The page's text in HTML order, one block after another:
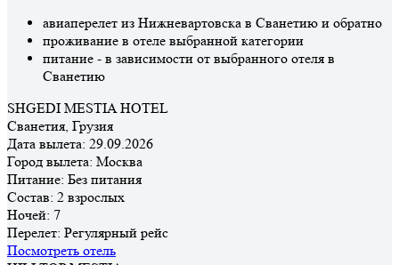
авиаперелет из Нижневартовска в Сванетию и обратно
проживание в отеле выбранной категории
питание - в зависимости от выбранного отеля в
Сванетию
SHGEDI MESTIA HOTEL
Сванетия, Грузия
Дата вылета: 29.09.2026
Город вылета: Москва
Питание: Без питания
Состав: 2 взрослых
Ночей: 7
Перелет: Регулярный рейс
Посмотреть отель